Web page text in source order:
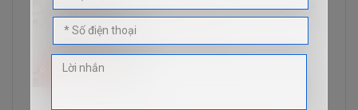
Giảm 900.000đ
11.300.000đ